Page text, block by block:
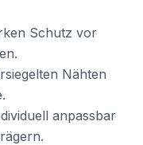
Schutz vor
Nähten
anpassbar